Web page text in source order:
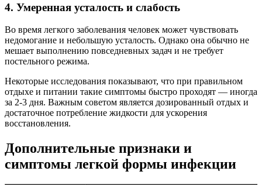
4. Умеренная усталость и слабость
Во время легкого заболевания человек может чувствовать
недомогание и небольшую усталость. Однако она обычно не
мешает выполнению повседневных задач и не требует
постельного режима.
Некоторые исследования показывают, что при правильном
отдыхе и питании такие симптомы быстро проходят — иногда
за 2-3 дня. Важным советом является дозированный отдых и
достаточное потребление жидкости для ускорения
восстановления.
Дополнительные признаки и
симптомы легкой формы инфекции